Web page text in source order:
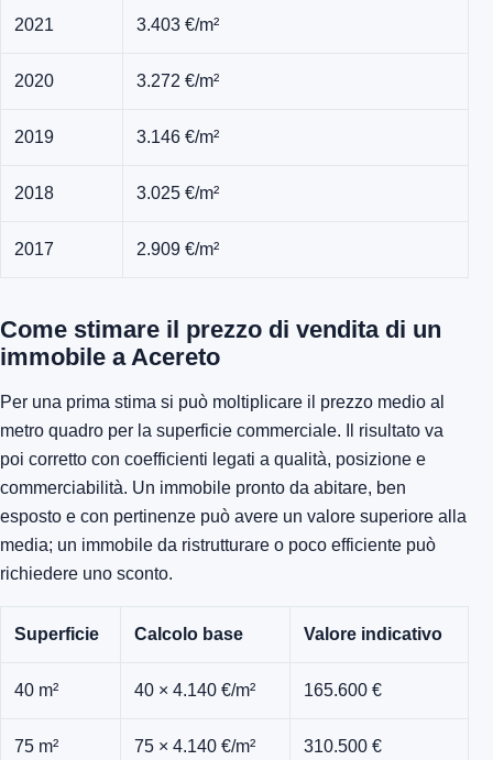
2021 3.403 €/m²
2020 3.272 €/m²
2019 3.146 €/m²
2018 3.025 €/m²
2017 2.909 €/m²
Come stimare il prezzo di vendita di un
immobile a Acereto
Per una prima stima si può moltiplicare il prezzo medio al
metro quadro per la superficie commerciale. Il risultato va
poi corretto con coefficienti legati a qualità, posizione e
commerciabilità. Un immobile pronto da abitare, ben
esposto e con pertinenze può avere un valore superiore alla
media; un immobile da ristrutturare o poco efficiente può
richiedere uno sconto.
Superficie Calcolo base Valore indicativo
40 m² 40 × 4.140 €/m² 165.600 €
75 m² 75 × 4.140 €/m² 310.500 €